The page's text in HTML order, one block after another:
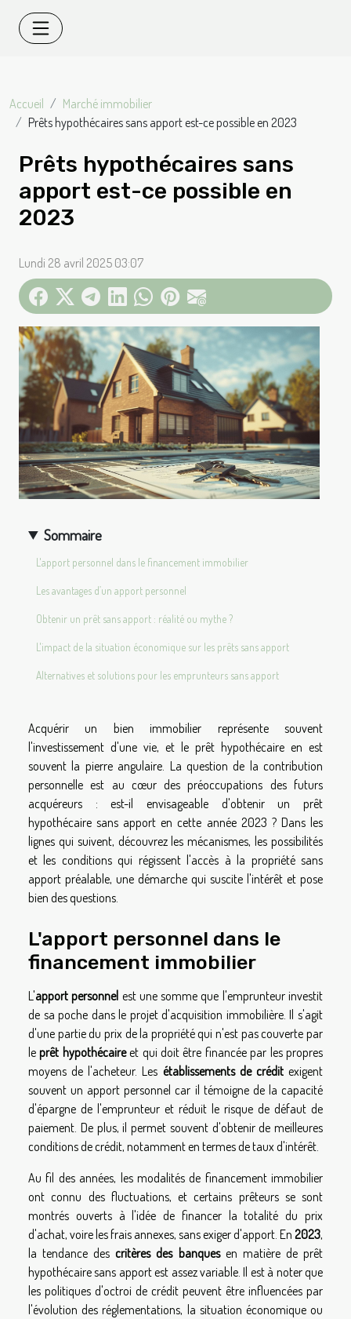
Accueil
Marché immobilier
Prêts hypothécaires sans apport est-ce possible en 2023
Prêts hypothécaires sans
apport est-ce possible en
2023
Lundi 28 avril 2025 03:07
Sommaire
L'apport personnel dans le financement immobilier
Les avantages d’un apport personnel
Obtenir un prêt sans apport : réalité ou mythe ?
L'impact de la situation économique sur les prêts sans apport
Alternatives et solutions pour les emprunteurs sans apport
Acquérir un bien immobilier représente souvent
l'investissement d'une vie, et le prêt hypothécaire en est
souvent la pierre angulaire. La question de la contribution
personnelle est au cœur des préoccupations des futurs
acquéreurs : est-il envisageable d'obtenir un prêt
hypothécaire sans apport en cette année 2023 ? Dans les
lignes qui suivent, découvrez les mécanismes, les possibilités
et les conditions qui régissent l'accès à la propriété sans
apport préalable, une démarche qui suscite l'intérêt et pose
bien des questions.
L'apport personnel dans le
financement immobilier
L'apport personnel est une somme que l'emprunteur investit
de sa poche dans le projet d'acquisition immobilière. Il s'agit
d'une partie du prix de la propriété qui n'est pas couverte par
leprêt hypothécaireet qui doit être financée par les propres
moyens de l'acheteur. Les établissements de créditexigent
souvent un apport personnel car il témoigne de la capacité
d'épargne de l'emprunteur et réduit le risque de défaut de
paiement. De plus, il permet souvent d'obtenir de meilleures
conditions de crédit, notamment en termes de taux d'intérêt.
Au fil des années, les modalités de financement immobilier
ont connu des fluctuations, et certains prêteurs se sont
montrés ouverts à l'idée de financer la totalité du prix
d'achat, voire les frais annexes, sans exiger d'apport. En 2023,
la tendance descritères des banquesen matière de prêt
hypothécaire sans apport est assez variable. Il est à noter que
les politiques d'octroi de crédit peuvent être influencées par
l'évolution des réglementations, la situation économique ou